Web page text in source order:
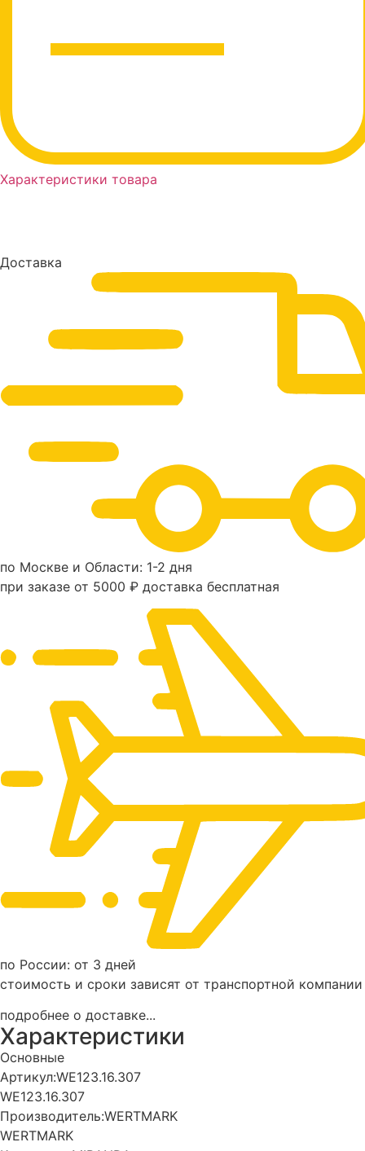
Характеристики товара
Доставка
по Москве и Области: 1-2 дня
при заказе от 5000 ₽ доставка бесплатная
по России: от 3 дней
стоимость и сроки зависят от транспортной компании
подробнее о доставке...
Характеристики
Основные
Артикул:WE123.16.307
WE123.16.307
Производитель:WERTMARK
WERTMARK